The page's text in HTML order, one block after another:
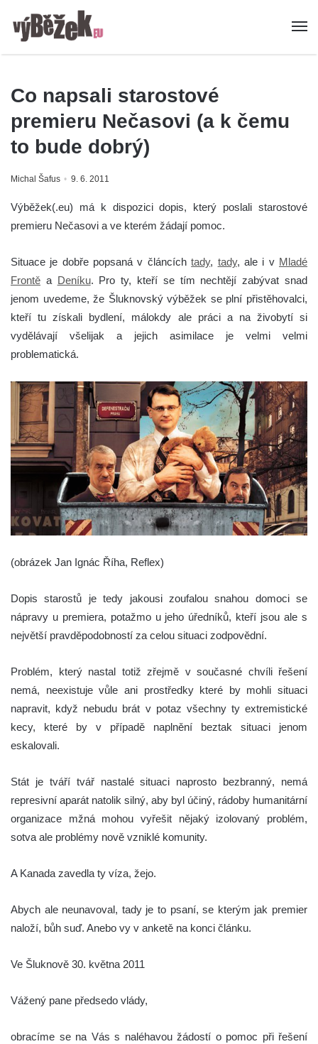
Co napsali starostové
premieru Nečasovi (a k čemu
to bude dobrý)
Michal Šafus 9. 6. 2011
Výběžek(.eu) má k dispozici dopis, který poslali starostové
premieru Nečasovi a ve kterém žádají pomoc.
Situace je dobře popsaná v článcíchtady, tady, ale i v Mladé
Frontě a Deníku. Pro ty, kteří se tím nechtějí zabývat snad
jenom uvedeme, že Šluknovský výběžek se plní přistěhovalci,
kteří tu získali bydlení, málokdy ale práci a na živobytí si
vydělávají všelijak a jejich asimilace je velmi velmi
problematická.
(obrázek Jan Ignác Říha, Reflex)
Dopis starostů je tedy jakousi zoufalou snahou domoci se
nápravy u premiera, potažmo u jeho úředníků, kteří jsou ale s
největší pravděpodobností za celou situaci zodpovědní.
Problém, který nastal totiž zřejmě v současné chvíli řešení
nemá, neexistuje vůle ani prostředky které by mohli situaci
napravit, když nebudu brát v potaz všechny ty extremistické
kecy, které by v případě naplnění beztak situaci jenom
eskalovali.
Stát je tváří tvář nastalé situaci naprosto bezbranný, nemá
represivní aparát natolik silný, aby byl účiný, rádoby humanitární
organizace mžná mohou vyřešit nějaký izolovaný problém,
sotva ale problémy nově vzniklé komunity.
A Kanada zavedla ty víza, žejo.
Abych ale neunavoval, tady je to psaní, se kterým jak premier
naloží, bůh suď. Anebo vy v anketě na konci článku.
Ve Šluknově 30. května 2011
Vážený pane předsedo vlády,
obracíme se na Vás s naléhavou žádostí o pomoc při řešení